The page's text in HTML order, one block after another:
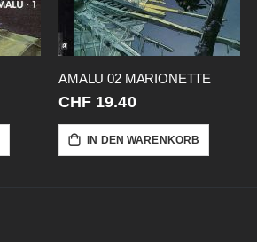
AMALU 02 MARIONETTE
CHF 19.40
IN DEN WARENKORB